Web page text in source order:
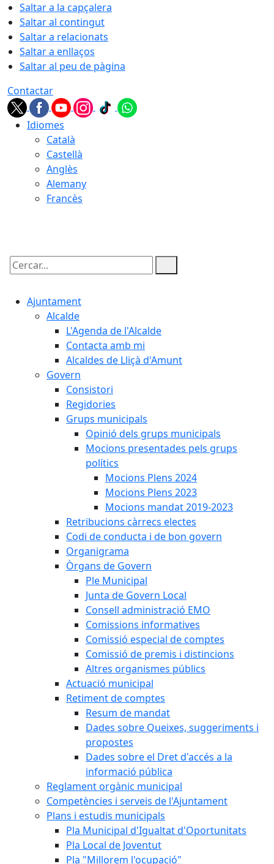
Saltar a la capçalera
Saltar al contingut
Saltar a relacionats
Saltar a enllaços
Saltar al peu de pàgina
Contactar
Idiomes
Català
Castellà
Anglès
Alemany
Francès
Cercar:
Ajuntament
Alcalde
L'Agenda de l'Alcalde
Contacta amb mi
Alcaldes de Lliçà d'Amunt
Govern
Consistori
Regidories
Grups municipals
Opinió dels grups municipals
Mocions presentades pels grups
polítics
Mocions Plens 2024
Mocions Plens 2023
Mocions mandat 2019-2023
Retribucions càrrecs electes
Codi de conducta i de bon govern
Organigrama
Òrgans de Govern
Ple Municipal
Junta de Govern Local
Consell administració EMO
Comissions informatives
Comissió especial de comptes
Comissió de premis i distincions
Altres organismes públics
Actuació municipal
Retiment de comptes
Resum de mandat
Dades sobre Queixes, suggeriments i
propostes
Dades sobre el Dret d'accés a la
informació pública
Reglament orgànic municipal
Competències i serveis de l'Ajuntament
Plans i estudis municipals
Pla Municipal d'Igualtat d'Oportunitats
Pla Local de Joventut
Pla "Millorem l'ocupació"